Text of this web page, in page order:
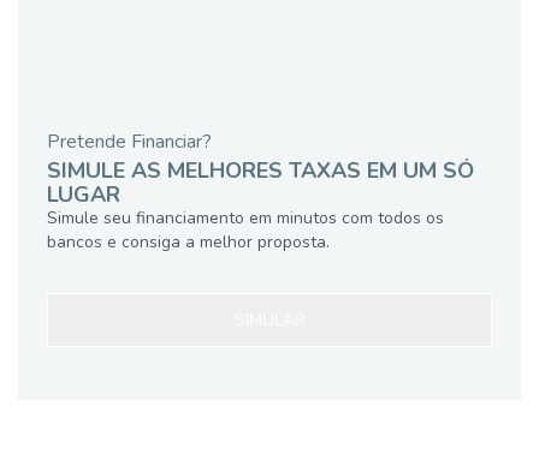
Pretende Financiar?
SIMULE AS MELHORES TAXAS EM UM SÓ
LUGAR
Simule seu financiamento em minutos com todos os
bancos e consiga a melhor proposta.